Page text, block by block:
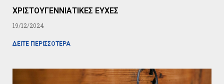
ΧΡΙΣΤΟΥΓΕΝΝΙΑΤΙΚΕΣ ΕΥΧΕΣ
19/12/2024
ΔΕΙΤΕ ΠΕΡΙΣΣΟΤΕΡΑ